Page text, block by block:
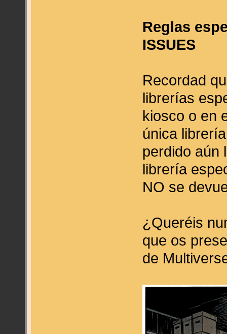
Reglas
ISSUES
Recordad
librerías
kiosco o en
única
perdido aún
librería
NO se
¿Queréis
que os
de